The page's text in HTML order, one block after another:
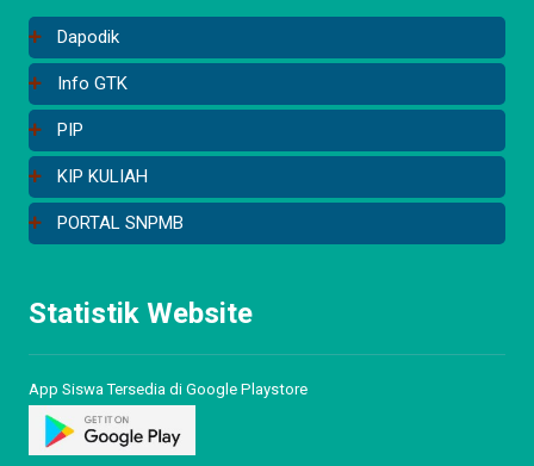
Dapodik
Info GTK
PIP
KIP KULIAH
PORTAL SNPMB
Statistik Website
App Siswa Tersedia di Google Playstore